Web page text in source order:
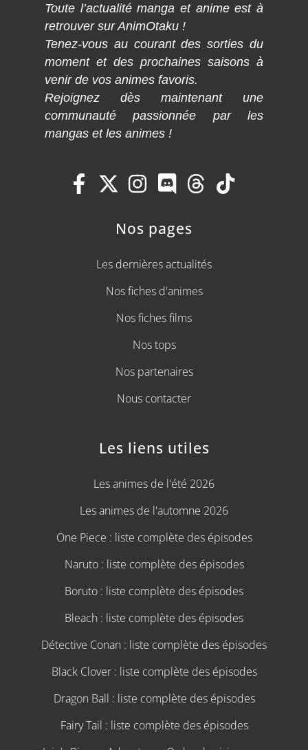
Toute l’actualité manga et anime est à
retrouver sur AnimOtaku !
Tenez-vous au courant des sorties du
moment et des prochaines saisons à
venir de vos animes favoris.
Rejoignez dès maintenant une
communauté passionnée par les
mangas et les animes !
Nos pages
Les dernières actualités
Nos fiches d'animes
Nos fiches films
Nos tops
Nos partenaires
Nous contacter
Les liens utiles
Les animes de l'été 2026
Les animes de l'automne 2026
One Piece : liste complète des épisodes
Naruto : liste complète des épisodes
Boruto : liste complète des épisodes
Bleach : liste complète des épisodes
Détective Conan : liste complète des épisodes
Black Clover : liste complète des épisodes
Dragon Ball : liste complète des épisodes
Fairy Tail : liste complète des épisodes